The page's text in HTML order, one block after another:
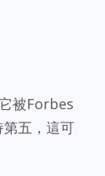
被Forbes
五，這可